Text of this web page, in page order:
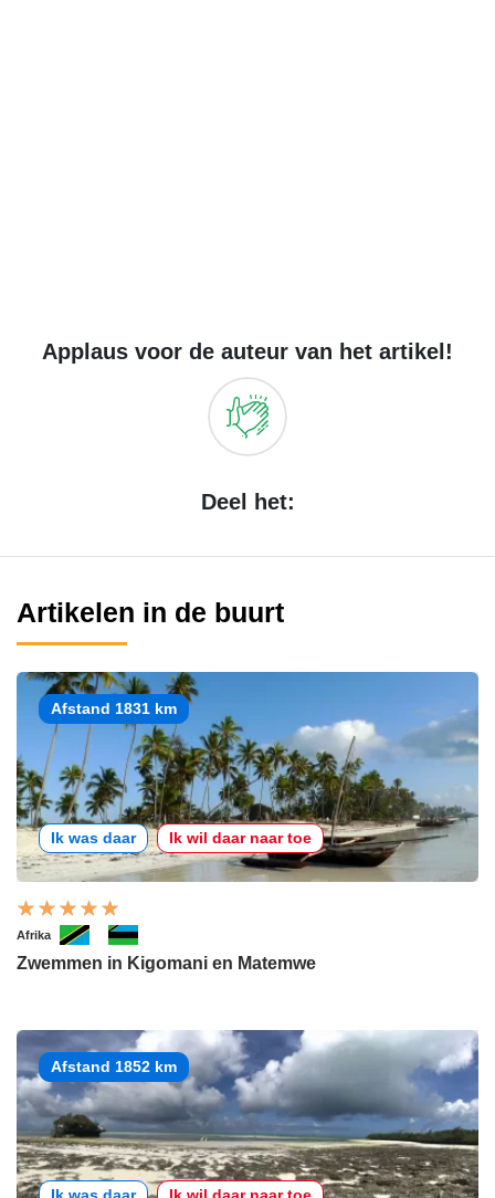
Applaus voor de auteur van het artikel!
Deel het:
Artikelen in de buurt
Afstand 1831 km
Ik was daar Ik wil daar naar toe
Afrika
Zwemmen in Kigomani en Matemwe
Afstand 1852 km